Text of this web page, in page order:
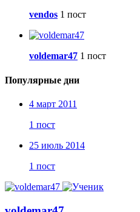
vendos 1 пост
voldemar47 1 пост
Популярные дни
4 март 2011
1 пост
25 июль 2014
1 пост